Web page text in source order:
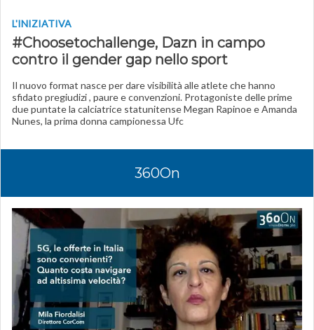
L'INIZIATIVA
#Choosetochallenge, Dazn in campo
contro il gender gap nello sport
Il nuovo format nasce per dare visibilità alle atlete che hanno
sfidato pregiudizi , paure e convenzioni. Protagoniste delle prime
due puntate la calciatrice statunitense Megan Rapinoe e Amanda
Nunes, la prima donna campionessa Ufc
360On